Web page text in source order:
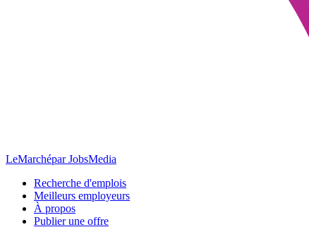
LeMarchépar JobsMedia
Recherche d'emplois
Meilleurs employeurs
À propos
Publier une offre